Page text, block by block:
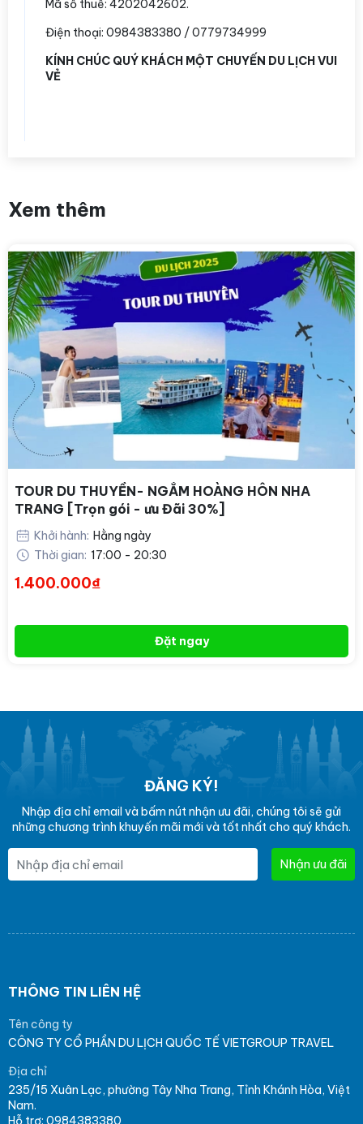
Mã số thuế: 4202042602.
Điện thoại: 0984383380 / 0779734999
KÍNH CHÚC QUÝ KHÁCH MỘT CHUYẾN DU LỊCH VUI
VẺ
Xem thêm
TOUR DU THUYỀN- NGẮM HOÀNG HÔN NHA
TRANG [Trọn gói - ưu Đãi 30%]
Khởi hành: Hằng ngày
Thời gian: 17:00 - 20:30
1.400.000₫
Đặt ngay
ĐĂNG KÝ!
Nhập địa chỉ email và bấm nút nhận ưu đãi, chúng tôi sẽ gửi
những chương trình khuyến mãi mới và tốt nhất cho quý khách.
Nhận ưu đãi
THÔNG TIN LIÊN HỆ
Tên công ty
CÔNG TY CỔ PHẦN DU LỊCH QUỐC TẾ VIETGROUP TRAVEL
Địa chỉ
235/15 Xuân Lạc, phường Tây Nha Trang, Tỉnh Khánh Hòa, Việt
Nam.